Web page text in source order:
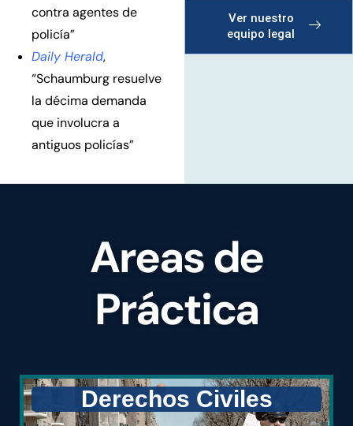
contra agentes de
policía”
Daily Herald,
“Schaumburg resuelve
la décima demanda
que involucra a
antiguos policías”
Ver nuestro
equipo legal
Areas de
Práctica
Derechos Civiles